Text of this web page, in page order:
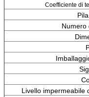
Coefficiente di
Numero
Livello impermeabile